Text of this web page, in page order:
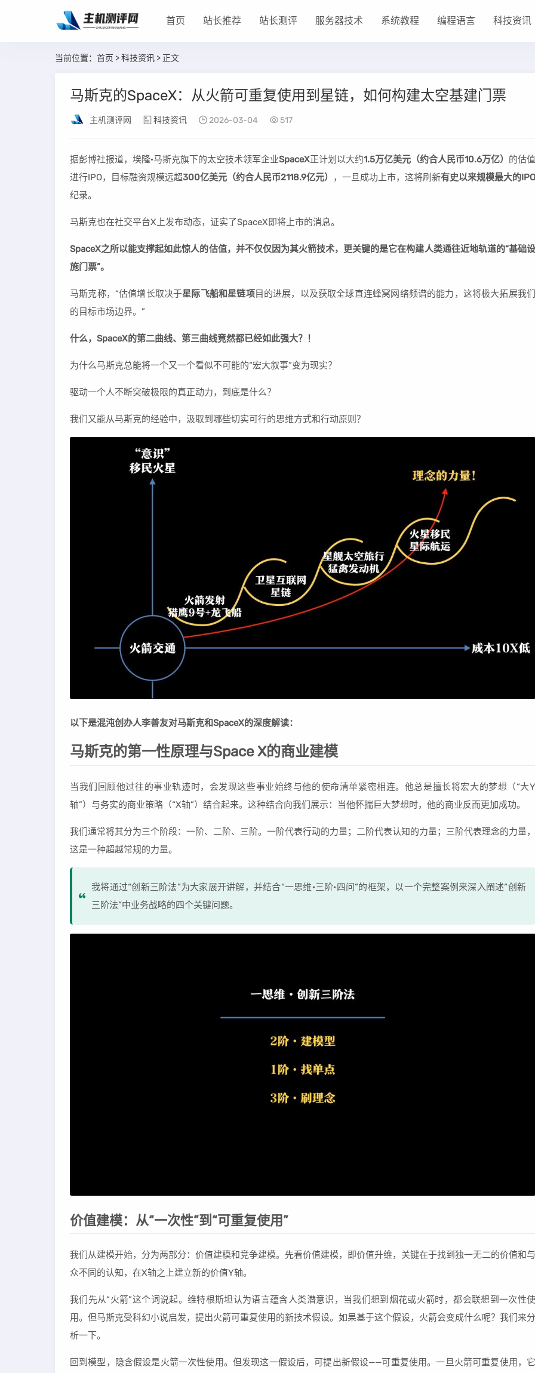
首页 站长推荐 站长测评 服务器技术 系统教程 编程语言 科技资讯
当前位置： 首页 >科技资讯 > 正文
马斯克的SpaceX：从火箭可重复使用到星链，如何构建太空基建门票
主机测评网 科技资讯 2026-03-04 517
据彭博社报道，埃隆·马斯克旗下的太空技术领军企业SpaceX正计划以大约1.5万亿美元（约合人民币10.6万亿） 的估值
进行IPO，目标融资规模远超300亿美元（约合人民币2118.9亿元） ，一旦成功上市，这将刷新有史以来规模最大的IPO
纪录。
马斯克也在社交平台X上发布动态，证实了SpaceX即将上市的消息。
SpaceX之所以能支撑起如此惊人的估值，并不仅仅因为其火箭技术，更关键的是它在构建人类通往近地轨道的“基础设
施门票”。
马斯克称，“估值增长取决于星际飞船和星链项目的进展，以及获取全球直连蜂窝网络频谱的能力，这将极大拓展我
的目标市场边界。”
什么，SpaceX的第二曲线、第三曲线竟然都已经如此强大？！
为什么马斯克总能将一个又一个看似不可能的“宏大叙事”变为现实？
驱动一个人不断突破极限的真正动力，到底是什么？
我们又能从马斯克的经验中，汲取到哪些切实可行的思维方式和行动原则？
以下是混沌创办人李善友对马斯克和SpaceX的深度解读：
马斯克的第一性原理与Space X的商业建模
当我们回顾他过往的事业轨迹时，会发现这些事业始终与他的使命清单紧密相连。他总是擅长将宏大的梦想（“大Y
轴”）与务实的商业策略（“X轴”）结合起来。这种结合向我们展示：当他怀揣巨大梦想时，他的商业反而更加成功。
我们通常将其分为三个阶段：一阶、二阶、三阶。一阶代表行动的力量；二阶代表认知的力量；三阶代表理念的力量，
这是一种超越常规的力量。
我将通过“创新三阶法”为大家展开讲解，并结合“一思维·三阶·四问”的框架，以一个完整案例来深入阐述“创新
三阶法”中业务战略的四个关键问题。
价值建模：从“一次性”到“可重复使用”
我们从建模开始，分为两部分：价值建模和竞争建模。先看价值建模，即价值升维，关键在于找到独一无二的价值和与
众不同的认知，在X轴之上建立新的价值Y轴。
我们先从“火箭”这个词说起。维特根斯坦认为语言蕴含人类潜意识，当我们想到烟花或火箭时，都会联想到一次性使
用。但马斯克受科幻小说启发，提出火箭可重复使用的新技术假设。如果基于这个假设，火箭会变成什么呢？我们来分
析一下。
回到模型，隐含假设是火箭一次性使用。但发现这一假设后，可提出新假设——可重复使用。一旦火箭可重复使用，它